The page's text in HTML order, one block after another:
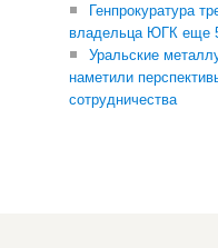
Генпрокуратура
владельца ЮГК еще
Уральские
наметили
сотрудничества